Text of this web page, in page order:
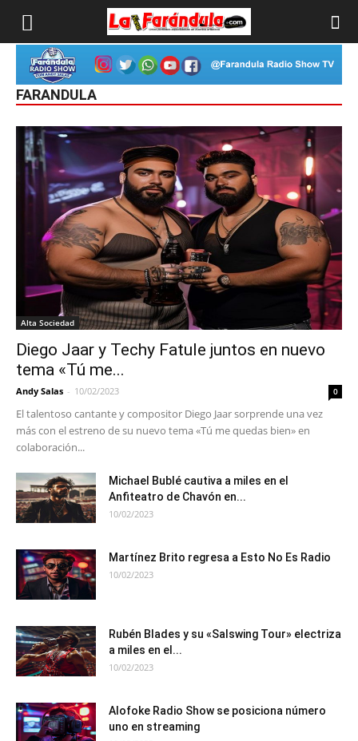
FARANDULA
Alta Sociedad
Diego Jaar y Techy Fatule juntos en nuevo
tema «Tú me...
Andy Salas - 10/02/2023 0
El talentoso cantante y compositor Diego Jaar sorprende una vez
más con el estreno de su nuevo tema «Tú me quedas bien» en
colaboración...
Michael Bublé cautiva a miles en el
Anfiteatro de Chavón en...
10/02/2023
Martínez Brito regresa a Esto No Es Radio
10/02/2023
Rubén Blades y su «Salswing Tour» electriza
a miles en el...
10/02/2023
Alofoke Radio Show se posiciona número
uno en streaming